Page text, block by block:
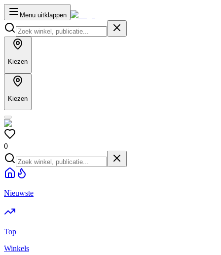
Menu uitklappen
Kiezen
Kiezen
0
Nieuwste
Top
Winkels